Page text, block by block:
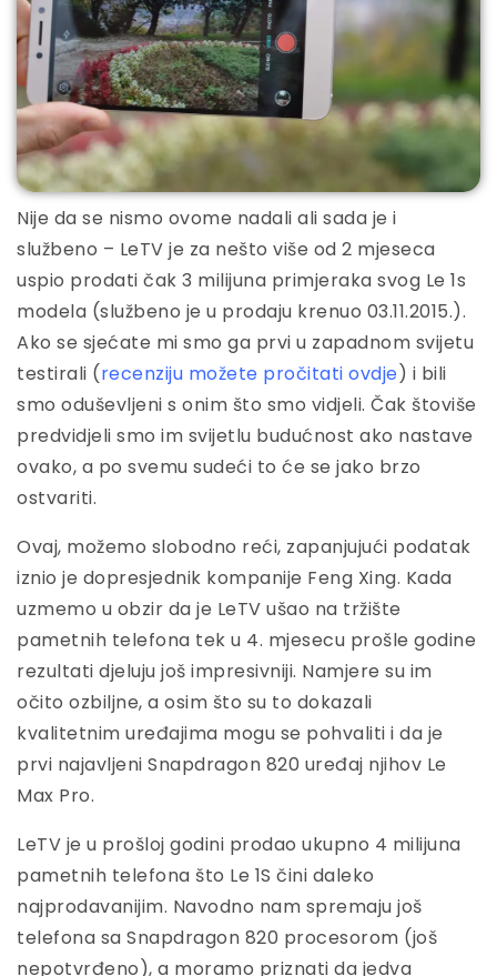
Nije da se nismo ovome nadali ali sada je i
službeno – LeTV je za nešto više od 2 mjeseca
uspio prodati čak 3 milijuna primjeraka svog Le 1s
modela (službeno je u prodaju krenuo 03.11.2015.).
Ako se sjećate mi smo ga prvi u zapadnom svijetu
testirali (recenziju možete pročitati ovdje) i bili
smo oduševljeni s onim što smo vidjeli. Čak štoviše
predvidjeli smo im svijetlu budućnost ako nastave
ovako, a po svemu sudeći to će se jako brzo
ostvariti.
Ovaj, možemo slobodno reći, zapanjujući podatak
iznio je dopresjednik kompanije Feng Xing. Kada
uzmemo u obzir da je LeTV ušao na tržište
pametnih telefona tek u 4. mjesecu prošle godine
rezultati djeluju još impresivniji. Namjere su im
očito ozbiljne, a osim što su to dokazali
kvalitetnim uređajima mogu se pohvaliti i da je
prvi najavljeni Snapdragon 820 uređaj njihov Le
Max Pro.
LeTV je u prošloj godini prodao ukupno 4 milijuna
pametnih telefona što Le 1S čini daleko
najprodavanijim. Navodno nam spremaju još
telefona sa Snapdragon 820 procesorom (još
nepotvrđeno), a moramo priznati da jedva